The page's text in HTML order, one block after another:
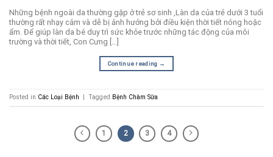
Những bệnh ngoài da thường gặp ở trẻ sơ sinh ,Làn da của trẻ dưới 3 tuổi
thường rất nhạy cảm và dễ bị ảnh hưởng bởi điều kiện thời tiết nóng hoặc
ẩm. Để giúp làn da bé duy trì sức khỏe trước những tác động của môi
trường và thời tiết, Con Cưng […]
Continue reading →
Posted in Các Loại Bệnh | Tagged Bệnh Chàm Sữa
1 2 3 4